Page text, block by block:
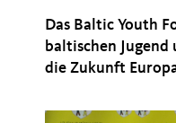
Das Baltic Youth
baltischen
die Zukunft